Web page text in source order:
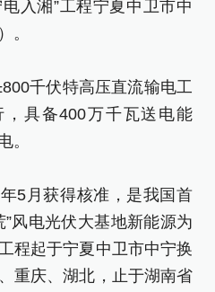
入湘”工程宁夏中卫市中
。
千伏特高压直流输电工
具备400万千瓦送电能
。
5月获得核准，是我国首
风电光伏大基地新能源为
程起于宁夏中卫市中宁换
重庆、湖北，止于湖南省